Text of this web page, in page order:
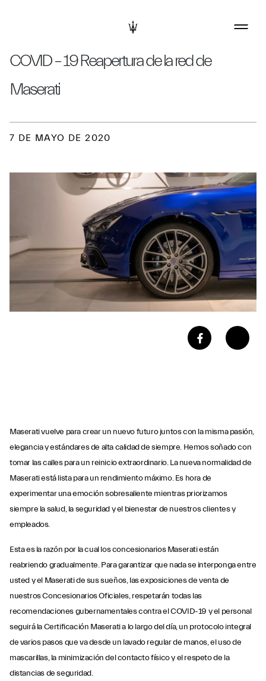
COVID – 19 Reapertura de la red de
Maserati
7 DE MAYO DE 2020
Maserati vuelve para crear un nuevo futuro juntos con la misma pasión,
elegancia y estándares de alta calidad de siempre. Hemos soñado con
tomar las calles para un reinicio extraordinario. La nueva normalidad de
Maserati está lista para un rendimiento máximo. Es hora de
experimentar una emoción sobresaliente mientras priorizamos
siempre la salud, la seguridad y el bienestar de nuestros clientes y
empleados.
Esta es la razón por la cual los concesionarios Maserati están
reabriendo gradualmente. Para garantizar que nada se interponga entre
usted y el Maserati de sus sueños, las exposiciones de venta de
nuestros Concesionarios Oficiales, respetarán todas las
recomendaciones gubernamentales contra el COVID-19 y el personal
seguirá la Certificación Maserati a lo largo del día, un protocolo integral
de varios pasos que va desde un lavado regular de manos, el uso de
mascarillas, la minimización del contacto físico y el respeto de la
distancias de seguridad.